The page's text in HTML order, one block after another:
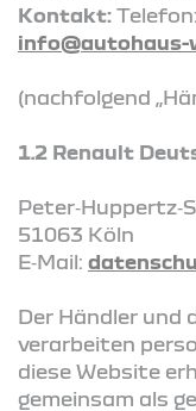
Kontakt: Telefon:
info@autohaus-
(nachfolgend
1.2 Renault
51063 Köln
E‑Mail:
Der Händler und
verarbeiten
diese Website
gemeinsam als